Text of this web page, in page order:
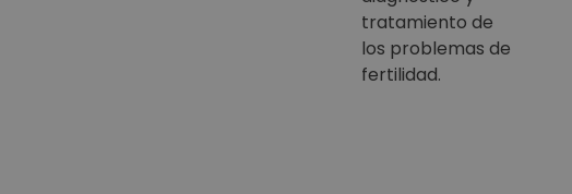
tratamiento de
los problemas de
fertilidad.